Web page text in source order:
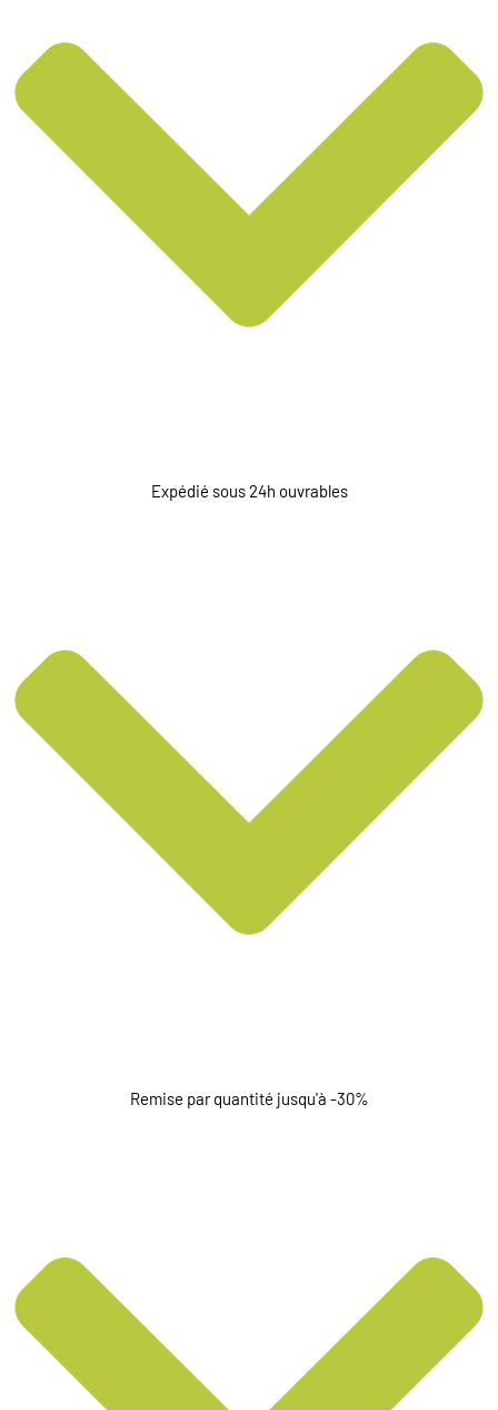
Expédié sous 24h ouvrables
Remise par quantité jusqu'à -30%